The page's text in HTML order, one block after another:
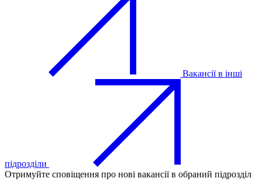
Вакансії в інші
підрозділи
Отримуйте сповіщення про нові вакансії в обраний підрозділ